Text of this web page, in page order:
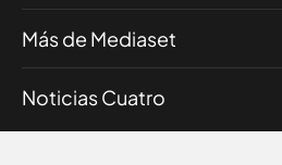
Más de Mediaset
Noticias Cuatro